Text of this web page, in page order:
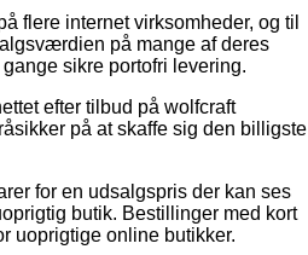
flere internet virksomheder, og til
på mange af deres
sikre portofri levering.
efter tilbud på wolfcraft
på at skaffe sig den billigste
for en udsalgspris der kan ses
butik. Bestillinger med kort
uoprigtige online butikker.